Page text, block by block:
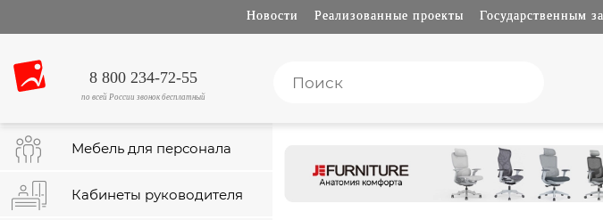
Новости Реализованные проекты Государственным
8 800 234-72-55
по всей России звонок бесплатный
Мебель для персонала
Кабинеты руководителя